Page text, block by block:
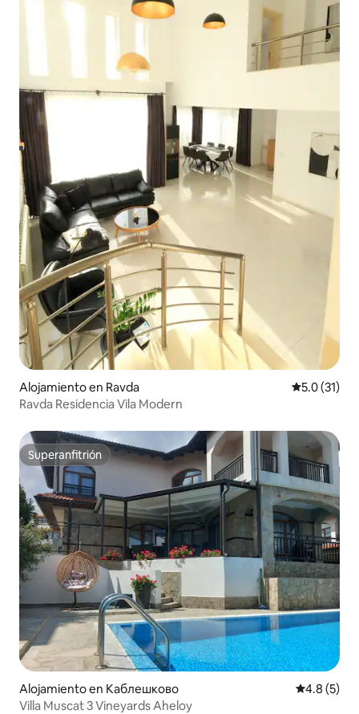
Alojamiento en Ravda Calificación
5.0 (31)
Ravda Residencia Vila Modern
Superanfitrión
Superanfitrión
Alojamiento en Каблешково
4.8 (5)
Villa Muscat 3 Vineyards Aheloy